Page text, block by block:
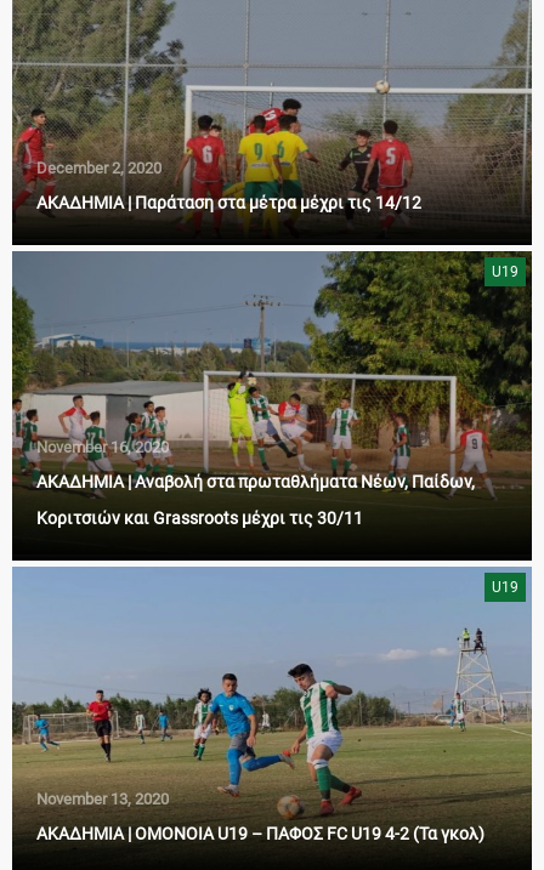
December 2, 2020
ΑΚΑΔΗΜΙΑ | Παράταση στα μέτρα μέχρι τις 14/12
U19
November 16, 2020
ΑΚΑΔΗΜΙΑ | Αναβολή στα πρωταθλήματα Νέων, Παίδων,
Κοριτσιών και Grassroots μέχρι τις 30/11
U19
November 13, 2020
ΑΚΑΔΗΜΙΑ | OMONOIA U19 – ΠΑΦΟΣ FC U19 4-2 (Τα γκολ)